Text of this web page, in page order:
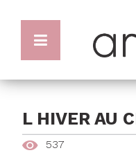
L HIVER AU
537